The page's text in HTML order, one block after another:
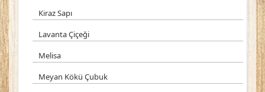
Kiraz Sapı
Lavanta Çiçeği
Melisa
Meyan Kökü Çubuk